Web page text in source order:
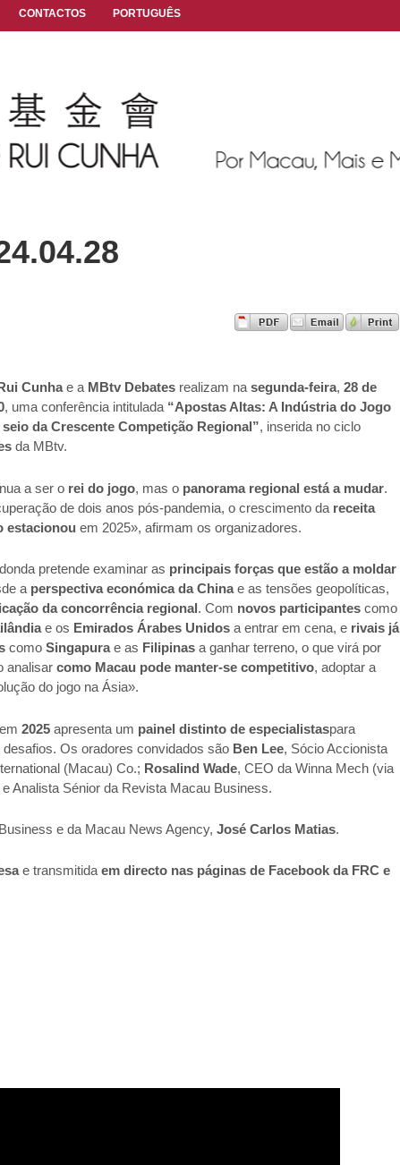
CONTACTOS PORTUGUÊS
Cunhae a MBtv Debates realizam nasegunda-feira,28 de
, uma conferência intitulada “Apostas Altas: A Indústria do Jogo
da Crescente Competição Regional”, inserida no ciclo
da MBtv.
a ser o rei do jogo, mas o panorama regional está a mudar.
de dois anos pós-pandemia, o crescimento da receita
estacionou em 2025», afirmam os organizadores.
pretende examinar as principais forças que estão a moldar
a perspectiva económica da Chinae as tensões geopolíticas,
da concorrência regional. Com novos participantes como
e os Emirados Árabes Unidos a entrar em cena, e rivais já
comoSingapurae as Filipinas a ganhar terreno, o que virá por
analisar como Macau pode manter-se competitivo, adoptar a
do jogo na Ásia».
em 2025 apresenta um painel distinto de especialistaspara
Os oradores convidados são Ben Lee, Sócio Accionista
(Macau) Co.; Rosalind Wade, CEO da Winna Mech (via
Analista Sénior da Revista Macau Business.
e da Macau News Agency, José Carlos Matias.
e transmitida em directo nas páginas de Facebook da FRC e